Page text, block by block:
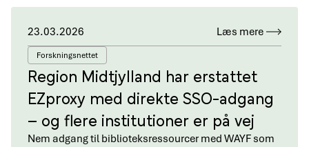
23.03.2026 Læs mere
Forskningsnettet
Region Midtjylland har erstattet
EZproxy med direkte SSO-adgang
– og flere institutioner er på vej
Nem adgang til biblioteksressourcer med WAYF som